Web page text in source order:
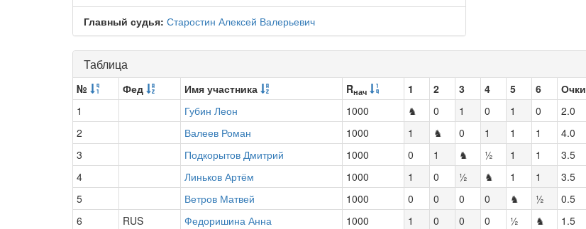
Главный судья: Старостин Алексей Валерьевич
Таблица
№ Фед Имя участника Rнач 1 2 3 4 5 6 Очки
1
Губин Леон 1000 ♞ 0 1 0 1 0 2.0
2
Валеев Роман 1000 1 ♞ 0 1 1 1 4.0
3
Подкорытов Дмитрий 1000 0 1 ♞ ½ 1 1 3.5
4
Линьков Артём 1000 1 0 ½ ♞ 1 1 3.5
5
Ветров Матвей 1000 0 0 0 0 ♞ ½ 0.5
6
RUS Федоришина Анна 1000 1 0 0 0 ½ ♞ 1.5